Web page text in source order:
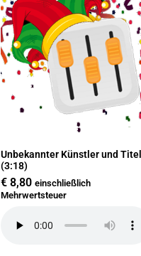
Unbekannter Künstler und Titel
(3:18)
€8,80 einschließlich
Mehrwertsteuer